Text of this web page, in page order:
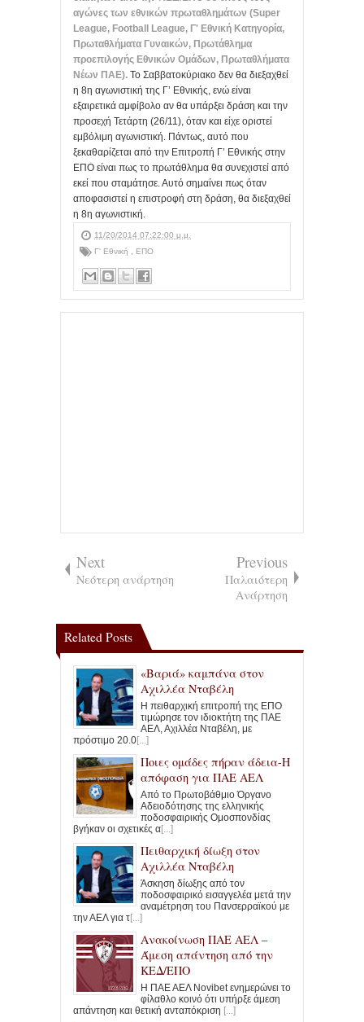
αγώνες των εθνικών πρωταθλημάτων (Super
League, Football League, Γ' Εθνική Κατηγορία,
Πρωταθλήματα Γυναικών, Πρωτάθλημα
προεπιλογής Εθνικών Ομάδων, Πρωταθλήματα
Νέων ΠΑΕ). Το Σαββατοκύριακο δεν θα διεξαχθεί
η 8η αγωνιστική της Γ’ Εθνικής, ενώ είναι
εξαιρετικά αμφίβολο αν θα υπάρξει δράση και την
προσεχή Τετάρτη (26/11), όταν και είχε οριστεί
εμβόλιμη αγωνιστική. Πάντως, αυτό που
ξεκαθαρίζεται από την Επιτροπή Γ’ Εθνικής στην
ΕΠΟ είναι πως το πρωτάθλημα θα συνεχιστεί από
εκεί που σταμάτησε. Αυτό σημαίνει πως όταν
αποφασιστεί η επιστροφή στη δράση, θα διεξαχθεί
η 8η αγωνιστική.
11/20/2014 07:22:00 μ.μ.
Γ' Εθνική
ΕΠΟ
Next
Νεότερη ανάρτηση
Previous
Παλαιότερη
Ανάρτηση
Related Posts
«Βαριά» καμπάνα στον
Αχιλλέα Νταβέλη
Η πειθαρχική επιτροπή της ΕΠΟ
τιμώρησε τον ιδιοκτήτη της ΠΑΕ
ΑΕΛ, Αχιλλέα Νταβέλη, με
πρόστιμο 20.0[...]
Ποιες ομάδες πήραν άδεια-Η
απόφαση για ΠΑΕ ΑΕΛ
Από το Πρωτοβάθμιο Όργανο
Αδειοδότησης της ελληνικής
ποδοσφαιρικής Ομοσπονδίας
βγήκαν οι σχετικές α[...]
Πειθαρχική δίωξη στον
Αχιλλέα Νταβέλη
Άσκηση δίωξης από τον
ποδοσφαιρικό εισαγγελέα μετά την
αναμέτρηση του Πανσερραϊκού με
την ΑΕΛ για τ[...]
Ανακοίνωση ΠΑΕ ΑΕΛ –
Άμεση απάντηση από την
ΚΕΔ/ΕΠΟ
Η ΠΑΕ ΑΕΛ Novibet ενημερώνει το
φίλαθλο κοινό ότι υπήρξε άμεση
απάντηση και θετική ανταπόκριση [...]